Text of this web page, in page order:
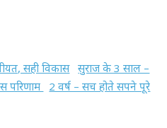
सही विकास सुराज के 3 साल –
परिणाम
2 वर्ष – सच होते सपने पूरे